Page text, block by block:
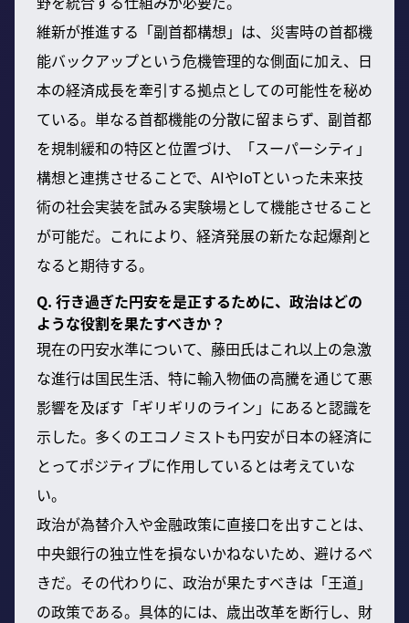
維新が推進する「副首都構想」は、災害時の首都機
能バックアップという危機管理的な側面に加え、日
本の経済成長を牽引する拠点としての可能性を秘め
ている。単なる首都機能の分散に留まらず、副首都
を規制緩和の特区と位置づけ、「スーパーシティ」
構想と連携させることで、AIやIoTといった未来技
術の社会実装を試みる実験場として機能させること
が可能だ。これにより、経済発展の新たな起爆剤と
なると期待する。
Q. 行き過ぎた円安を是正するために、政治はどの
ような役割を果たすべきか？
現在の円安水準について、藤田氏はこれ以上の急激
な進行は国民生活、特に輸入物価の高騰を通じて悪
影響を及ぼす「ギリギリのライン」にあると認識を
示した。多くのエコノミストも円安が日本の経済に
とってポジティブに作用しているとは考えていな
い。
政治が為替介入や金融政策に直接口を出すことは、
中央銀行の独立性を損ないかねないため、避けるべ
きだ。その代わりに、政治が果たすべきは「王道」
の政策である。具体的には、歳出改革を断行し、財